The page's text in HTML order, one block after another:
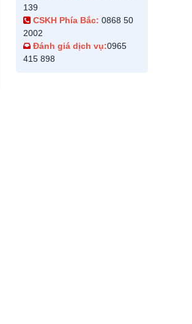
139
CSKH Phía Bắc: 0868 50
2002
Đánh giá dịch vụ:0965
415 898